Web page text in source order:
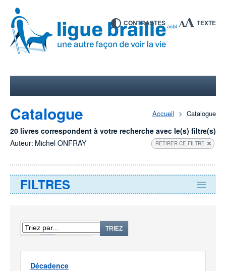
CONTRASTES TEXTE
Accueil Catalogue
Catalogue
20 livres correspondent à votre recherche avec le(s) filtre(s)
Auteur: Michel ONFRAY RETIRER CE FILTRE
FILTRES
1 TRIEZ
Décadence